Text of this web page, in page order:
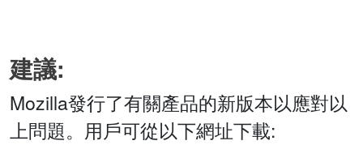
建議:
Mozilla發行了有關產品的新版本以應對以
上問題。用戶可從以下網址下載: